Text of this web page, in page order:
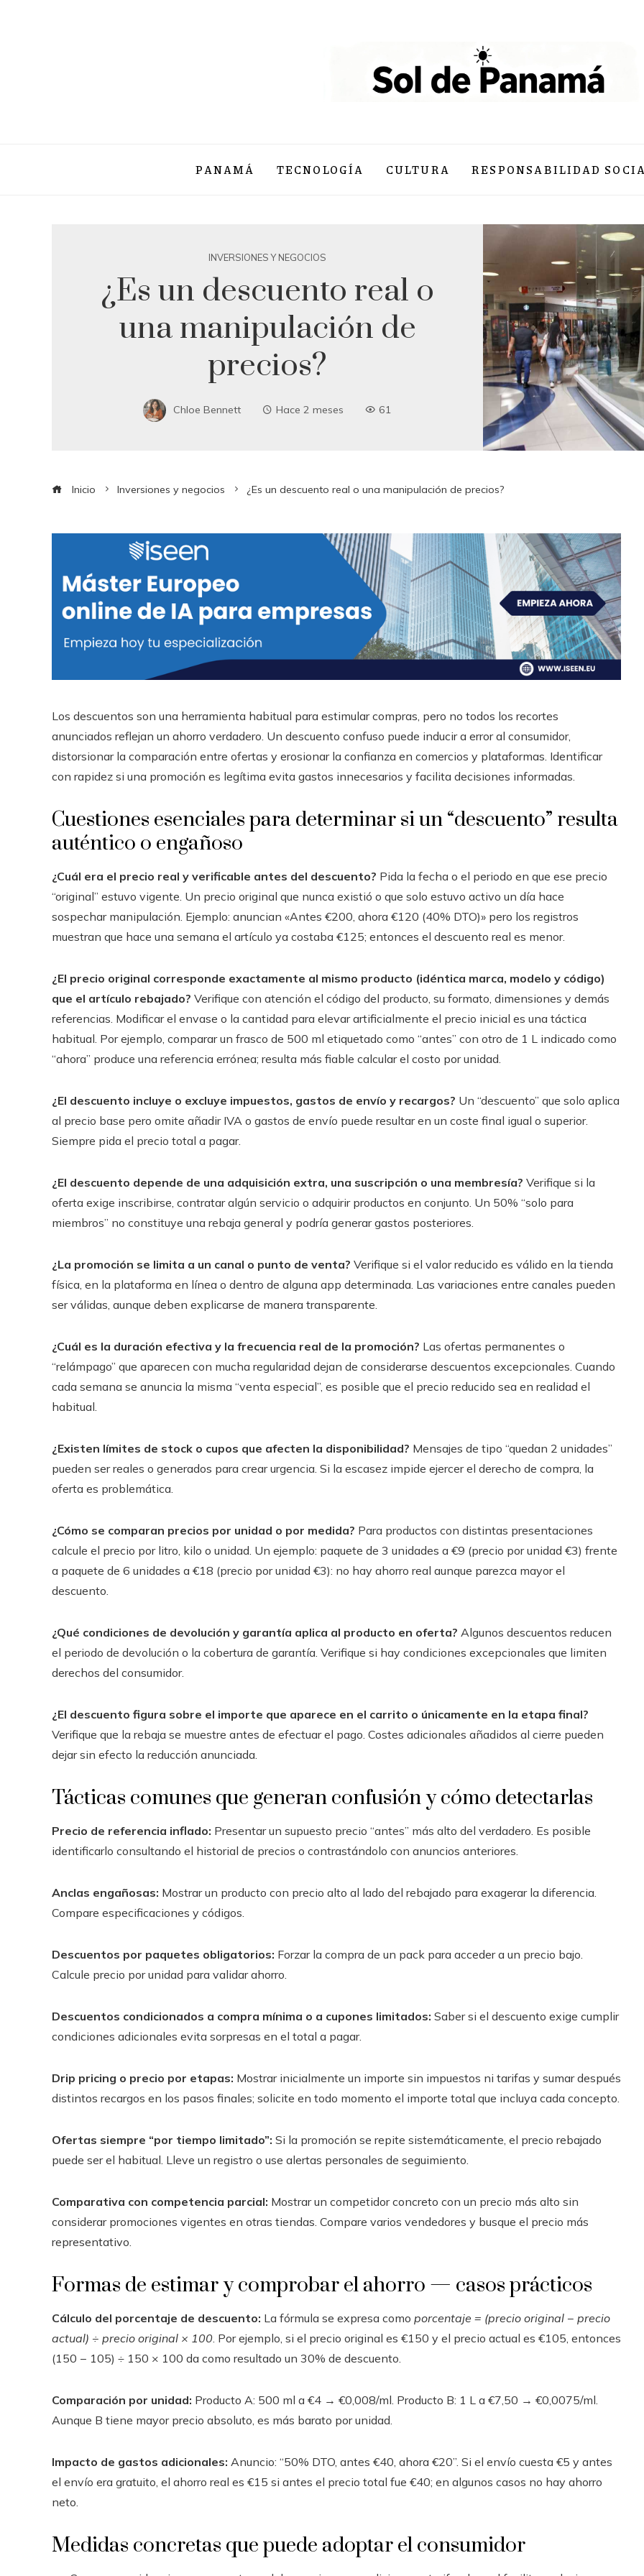
PANAMÁ TECNOLOGÍA CULTURA RESPONSABILIDAD
INVERSIONES Y NEGOCIOS
¿Es un descuento real o
una manipulación de
precios?
Chloe Bennett Hace 2 meses 61
Inicio Inversiones y negocios ¿Es un descuento real o una manipulación de precios?
Los descuentos son una herramienta habitual para estimular compras, pero no todos los recortes
anunciados reflejan un ahorro verdadero. Un descuento confuso puede inducir a error al consumidor,
distorsionar la comparación entre ofertas y erosionar la confianza en comercios y plataformas. Identificar
con rapidez si una promoción es legítima evita gastos innecesarios y facilita decisiones informadas.
Cuestiones esenciales para determinar si un “descuento” resulta
auténtico o engañoso
¿Cuál era el precio real y verificable antes del descuento? Pida la fecha o el periodo en que ese precio
“original” estuvo vigente. Un precio original que nunca existió o que solo estuvo activo un día hace
sospechar manipulación. Ejemplo: anuncian «Antes €200, ahora €120 (40% DTO)» pero los registros
muestran que hace una semana el artículo ya costaba €125; entonces el descuento real es menor.
¿El precio original corresponde exactamente al mismo producto (idéntica marca, modelo y código)
que el artículo rebajado? Verifique con atención el código del producto, su formato, dimensiones y demás
referencias. Modificar el envase o la cantidad para elevar artificialmente el precio inicial es una táctica
habitual. Por ejemplo, comparar un frasco de 500 ml etiquetado como “antes” con otro de 1 L indicado como
“ahora” produce una referencia errónea; resulta más fiable calcular el costo por unidad.
¿El descuento incluye o excluye impuestos, gastos de envío y recargos? Un “descuento” que solo aplica
al precio base pero omite añadir IVA o gastos de envío puede resultar en un coste final igual o superior.
Siempre pida el precio total a pagar.
¿El descuento depende de una adquisición extra, una suscripción o una membresía? Verifique si la
oferta exige inscribirse, contratar algún servicio o adquirir productos en conjunto. Un 50% “solo para
miembros” no constituye una rebaja general y podría generar gastos posteriores.
¿La promoción se limita a un canal o punto de venta? Verifique si el valor reducido es válido en la tienda
física, en la plataforma en línea o dentro de alguna app determinada. Las variaciones entre canales pueden
ser válidas, aunque deben explicarse de manera transparente.
¿Cuál es la duración efectiva y la frecuencia real de la promoción? Las ofertas permanentes o
“relámpago” que aparecen con mucha regularidad dejan de considerarse descuentos excepcionales. Cuando
cada semana se anuncia la misma “venta especial”, es posible que el precio reducido sea en realidad el
habitual.
¿Existen límites de stock o cupos que afecten la disponibilidad? Mensajes de tipo “quedan 2 unidades”
pueden ser reales o generados para crear urgencia. Si la escasez impide ejercer el derecho de compra, la
oferta es problemática.
¿Cómo se comparan precios por unidad o por medida? Para productos con distintas presentaciones
calcule el precio por litro, kilo o unidad. Un ejemplo: paquete de 3 unidades a €9 (precio por unidad €3) frente
a paquete de 6 unidades a €18 (precio por unidad €3): no hay ahorro real aunque parezca mayor el
descuento.
¿Qué condiciones de devolución y garantía aplica al producto en oferta? Algunos descuentos reducen
el periodo de devolución o la cobertura de garantía. Verifique si hay condiciones excepcionales que limiten
derechos del consumidor.
¿El descuento figura sobre el importe que aparece en el carrito o únicamente en la etapa final?
Verifique que la rebaja se muestre antes de efectuar el pago. Costes adicionales añadidos al cierre pueden
dejar sin efecto la reducción anunciada.
Tácticas comunes que generan confusión y cómo detectarlas
Precio de referencia inflado: Presentar un supuesto precio “antes” más alto del verdadero. Es posible
identificarlo consultando el historial de precios o contrastándolo con anuncios anteriores.
Anclas engañosas: Mostrar un producto con precio alto al lado del rebajado para exagerar la diferencia.
Compare especificaciones y códigos.
Descuentos por paquetes obligatorios: Forzar la compra de un pack para acceder a un precio bajo.
Calcule precio por unidad para validar ahorro.
Descuentos condicionados a compra mínima o a cupones limitados: Saber si el descuento exige cumplir
condiciones adicionales evita sorpresas en el total a pagar.
Drip pricing o precio por etapas: Mostrar inicialmente un importe sin impuestos ni tarifas y sumar después
distintos recargos en los pasos finales; solicite en todo momento el importe total que incluya cada concepto.
Ofertas siempre “por tiempo limitado”: Si la promoción se repite sistemáticamente, el precio rebajado
puede ser el habitual. Lleve un registro o use alertas personales de seguimiento.
Comparativa con competencia parcial: Mostrar un competidor concreto con un precio más alto sin
considerar promociones vigentes en otras tiendas. Compare varios vendedores y busque el precio más
representativo.
Formas de estimar y comprobar el ahorro — casos prácticos
Cálculo del porcentaje de descuento: La fórmula se expresa como porcentaje = (precio original − precio
actual) ÷ precio original × 100. Por ejemplo, si el precio original es €150 y el precio actual es €105, entonces
(150 − 105) ÷ 150 × 100 da como resultado un 30% de descuento.
Comparación por unidad: Producto A: 500 ml a €4 → €0,008/ml. Producto B: 1 L a €7,50 → €0,0075/ml.
Aunque B tiene mayor precio absoluto, es más barato por unidad.
Impacto de gastos adicionales: Anuncio: “50% DTO, antes €40, ahora €20”. Si el envío cuesta €5 y antes
el envío era gratuito, el ahorro real es €15 si antes el precio total fue €40; en algunos casos no hay ahorro
neto.
Medidas concretas que puede adoptar el consumidor